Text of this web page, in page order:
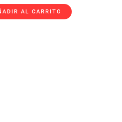
Valorado
con
0
AL CARRITO